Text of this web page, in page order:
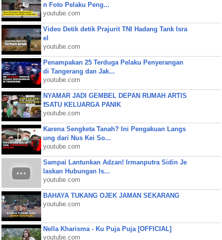
n Foto Pelaku Peng...
youtube.com
Video Detik detik Prajurit TNI Hadang Tank Isra
el
youtube.com
Penampakan 25 Terduga Pelaku Penyerangan
di Tangerang dan Jak...
youtube.com
NYAMAR JADI GEMBEL DEPAN RUMAH ARTIS
❗SATU KELUARGA PANIK
youtube.com
Karena Sengketa Tanah? Ini Pengakuan Langs
ung dari Nus Kei So...
youtube.com
Sampai Lantunkan Adzan! Irmanputra Sidin Je
laskan Hubungan Is...
youtube.com
BAHAYA TUKANG OJEK JAMAN SEKARANG
youtube.com
Nella Kharisma - Ku Puja Puja [OFFICIAL]
youtube.com